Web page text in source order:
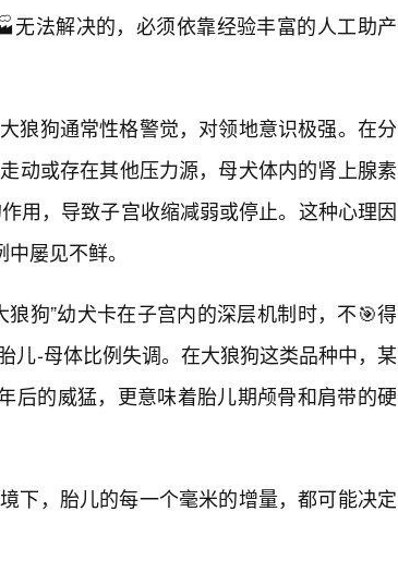
无法解决的，必须依靠经验丰富的人工助产
狼狗通常性格警觉，对领地意识极强。在分
动或存在其他压力源，母犬体内的肾上腺素
用，导致子宫收缩减弱或停止。这种心理因
屡见不鲜。
狗”幼犬卡在子宫内的深层机制时，不🎯得
-母体比例失调。在大狼狗这类品种中，某
后的威猛，更意味着胎儿期颅骨和肩带的硬
下，胎儿的每一个毫米的增量，都可能决定